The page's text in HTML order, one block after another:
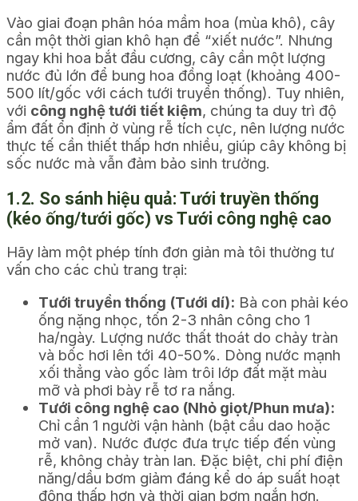
Vào giai đoạn phân hóa mầm hoa (mùa khô), cây
cần một thời gian khô hạn để “xiết nước”. Nhưng
ngay khi hoa bắt đầu cương, cây cần một lượng
nước đủ lớn để bung hoa đồng loạt (khoảng 400-
500 lít/gốc với cách tưới truyền thống). Tuy nhiên,
với công nghệ tưới tiết kiệm, chúng ta duy trì độ
ẩm đất ổn định ở vùng rễ tích cực, nên lượng nước
thực tế cần thiết thấp hơn nhiều, giúp cây không bị
sốc nước mà vẫn đảm bảo sinh trưởng.
1.2. So sánh hiệu quả: Tưới truyền thống
(kéo ống/tưới gốc) vs Tưới công nghệ cao
Hãy làm một phép tính đơn giản mà tôi thường tư
vấn cho các chủ trang trại:
Tưới truyền thống (Tưới dí): Bà con phải kéo
ống nặng nhọc, tốn 2-3 nhân công cho 1
ha/ngày. Lượng nước thất thoát do chảy tràn
và bốc hơi lên tới 40-50%. Dòng nước mạnh
xối thẳng vào gốc làm trôi lớp đất mặt màu
mỡ và phơi bày rễ tơ ra nắng.
Tưới công nghệ cao (Nhỏ giọt/Phun mưa):
Chỉ cần 1 người vận hành (bật cầu dao hoặc
mở van). Nước được đưa trực tiếp đến vùng
rễ, không chảy tràn lan. Đặc biệt, chi phí điện
năng/dầu bơm giảm đáng kể do áp suất hoạt
động thấp hơn và thời gian bơm ngắn hơn.